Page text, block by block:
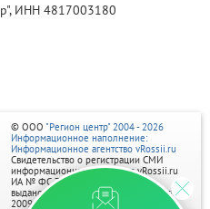
ИНН 4817003180
© ООО "Регион центр" 2004 - 2026
Информационное наполнение:
Информационное агентство vRossii.ru
Свидетельство о регистрации СМИ
информационного агентства vRossii.ru
ИА № ФС 77‑35502
выдано РОСКОМНАДЗОРом 04 марта
2009г.